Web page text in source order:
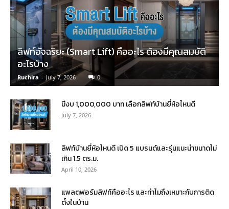
ลิฟท์อัจฉริยะ (Smart Lift) คืออะไร ต้องมีคุณสมบัติ
อะไรบ้าง
Ruchira - July 7, 2026 0
มีงบ 1,000,000 บาท เลือกลิฟท์บ้านยี่ห้อไหนดี
July 7, 2026
ลิฟท์บ้านยี่ห้อไหนดี เปิด 5 แบรนด์และรุ่นแนะนำขนาดไม่
เกิน 1.5 ตร.ม.
April 10, 2026
แพลตฟอร์มลิฟท์คืออะไร และทำไมถึงเหมาะกับการติด
ตั้งในบ้าน